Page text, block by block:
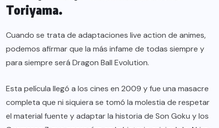
Toriyama.
Cuando se trata de adaptaciones live action de animes,
podemos afirmar que la más infame de todas siempre y
para siempre será Dragon Ball Evolution.
Esta película llegó a los cines en 2009 y fue una masacre
completa que ni siquiera se tomó la molestia de respetar
el material fuente y adaptar la historia de Son Goku y los